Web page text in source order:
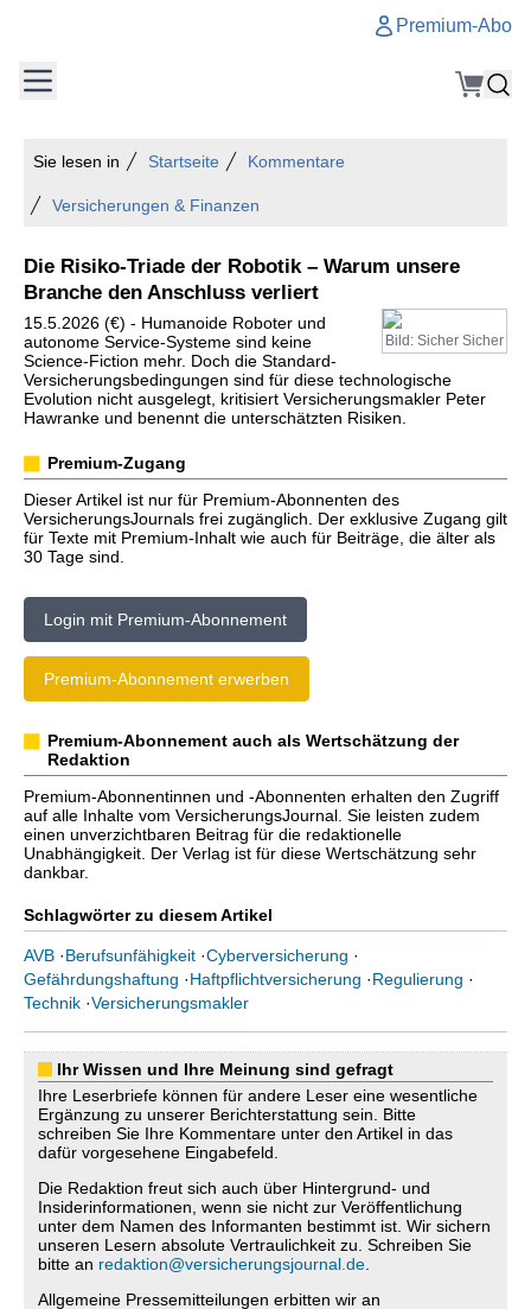
Premium-Abo
Sie lesen in Startseite Kommentare
Versicherungen & Finanzen
Die Risiko-Triade der Robotik – Warum unsere
Branche den Anschluss verliert
Bild: Sicher Sicher
15.5.2026 (€) - Humanoide Roboter und
autonome Service-Systeme sind keine
Science-Fiction mehr. Doch die Standard-
Versicherungsbedingungen sind für diese technologische
Evolution nicht ausgelegt, kritisiert Versicherungsmakler Peter
Hawranke und benennt die unterschätzten Risiken.
Premium-Zugang
Dieser Artikel ist nur für Premium-Abonnenten des
VersicherungsJournals frei zugänglich. Der exklusive Zugang gilt
für Texte mit Premium-Inhalt wie auch für Beiträge, die älter als
30 Tage sind.
Login mit Premium-Abonnement
Premium-Abonnement erwerben
Premium-Abonnement auch als Wertschätzung der
Redaktion
Premium-Abonnentinnen und -Abonnenten erhalten den Zugriff
auf alle Inhalte vom VersicherungsJournal. Sie leisten zudem
einen unverzichtbaren Beitrag für die redaktionelle
Unabhängigkeit. Der Verlag ist für diese Wertschätzung sehr
dankbar.
Schlagwörter zu diesem Artikel
AVB ·Berufsunfähigkeit ·Cyberversicherung ·
Gefährdungshaftung ·Haftpflichtversicherung ·Regulierung ·
Technik ·Versicherungsmakler
Ihr Wissen und Ihre Meinung sind gefragt
Ihre Leserbriefe können für andere Leser eine wesentliche
Ergänzung zu unserer Berichterstattung sein. Bitte
schreiben Sie Ihre Kommentare unter den Artikel in das
dafür vorgesehene Eingabefeld.
Die Redaktion freut sich auch über Hintergrund- und
Insiderinformationen, wenn sie nicht zur Veröffentlichung
unter dem Namen des Informanten bestimmt ist. Wir sichern
unseren Lesern absolute Vertraulichkeit zu. Schreiben Sie
bitte an redaktion@versicherungsjournal.de
Allgemeine Pressemitteilungen erbitten wir an